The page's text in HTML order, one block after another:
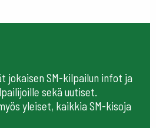
jokaisen SM-kilpailun infot ja
sekä uutiset.
yleiset, kaikkia SM-kisoja